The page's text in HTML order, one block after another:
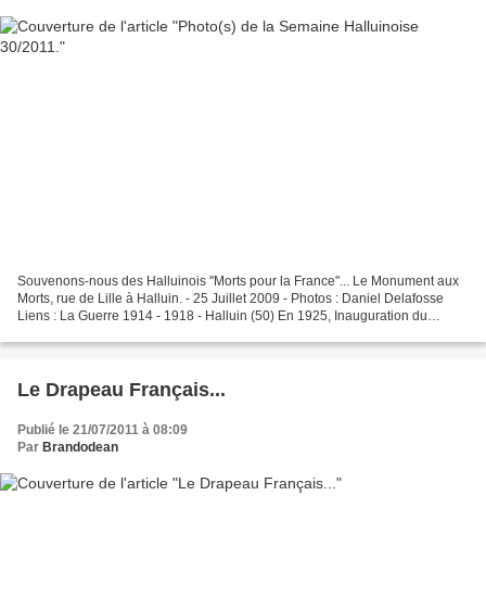
Souvenons-nous des Halluinois "Morts pour la France"... Le Monument aux
Morts, rue de Lille à Halluin. - 25 Juillet 2009 - Photos : Daniel Delafosse
Liens : La Guerre 1914 - 1918 - Halluin (50) En 1925, Inauguration du
Le Drapeau Français...
Publié le 21/07/2011 à 08:09
Par Brandodean